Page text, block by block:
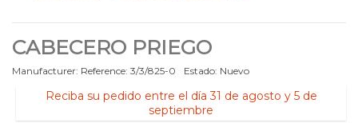
CABECERO PRIEGO
Manufacturer: Reference: 3/3/825-0 Estado: Nuevo
Reciba su pedido entre el día 31 de agosto y 5 de
septiembre